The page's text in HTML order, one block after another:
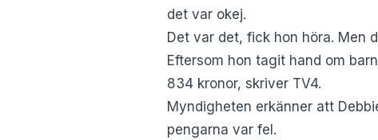
det var okej.
Det var det, fick hon höra. Men
Eftersom hon tagit hand om
834 kronor, skriver TV4.
Myndigheten erkänner att
pengarna var fel.